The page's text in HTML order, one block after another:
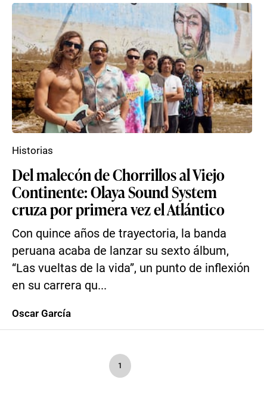
Del malecón de Chorrillos al Viejo
Continente: Olaya Sound System
cruza por primera vez el Atlántico
Con quince años de trayectoria, la banda
peruana acaba de lanzar su sexto álbum,
“Las vueltas de la vida”, un punto de inflexión
en su carrera qu...
Historias
Oscar García
1